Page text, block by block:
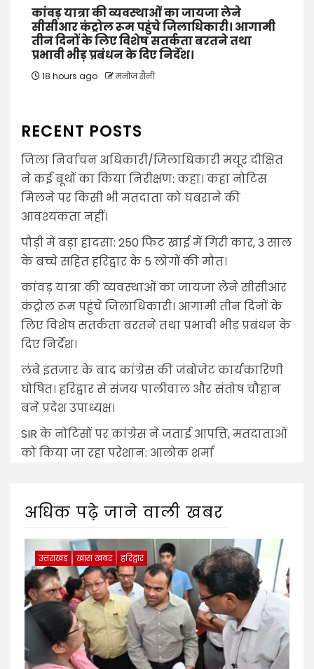
कांवड़ यात्रा की व्यवस्थाओं का जायजा लेने
सीसीआर कंट्रोल रूम पहुंचे जिलाधिकारी। आगामी
तीन दिनों के लिए विशेष सतर्कता बरतने तथा
प्रभावी भीड़ प्रबंधन के दिए निर्देश।
18 hours ago मनोज सैनी
RECENT POSTS
जिला निर्वाचन अधिकारी/जिलाधिकारी मयूर दीक्षित
ने कई बूथों का किया निरीक्षण: कहा। कहा नोटिस
मिलने पर किसी भी मतदाता को घबराने की
आवश्यकता नहीं।
पौड़ी में बड़ा हादसा: 250 फिट खाई में गिरी कार, 3 साल
के बच्चे सहित हरिद्वार के 5 लोगों की मौत।
कांवड़ यात्रा की व्यवस्थाओं का जायजा लेने सीसीआर
कंट्रोल रूम पहुंचे जिलाधिकारी। आगामी तीन दिनों के
लिए विशेष सतर्कता बरतने तथा प्रभावी भीड़ प्रबंधन के
दिए निर्देश।
लंबे इंतजार के बाद कांग्रेस की जंबोजेट कार्यकारिणी
घोषित। हरिद्वार से संजय पालीवाल और संतोष चौहान
बने प्रदेश उपाध्यक्ष।
SIR के नोटिसों पर कांग्रेस ने जताई आपत्ति, मतदाताओं
को किया जा रहा परेशान: आलोक शर्मा
अधिक पढ़े जाने वाली खबर
उत्तराखंड खास खबर हरिद्वार